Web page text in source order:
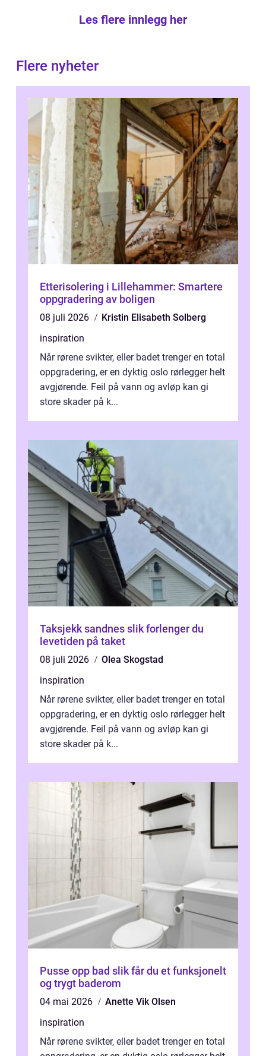
Les flere innlegg her
Flere nyheter
Etterisolering i Lillehammer: Smartere
oppgradering av boligen
08 juli 2026
Kristin Elisabeth Solberg
inspiration
Når rørene svikter, eller badet trenger en total
oppgradering, er en dyktig oslo rørlegger helt
avgjørende. Feil på vann og avløp kan gi
store skader på k...
Taksjekk sandnes slik forlenger du
levetiden på taket
08 juli 2026
Olea Skogstad
inspiration
Når rørene svikter, eller badet trenger en total
oppgradering, er en dyktig oslo rørlegger helt
avgjørende. Feil på vann og avløp kan gi
store skader på k...
Pusse opp bad slik får du et funksjonelt
og trygt baderom
04 mai 2026
Anette Vik Olsen
inspiration
Når rørene svikter, eller badet trenger en total